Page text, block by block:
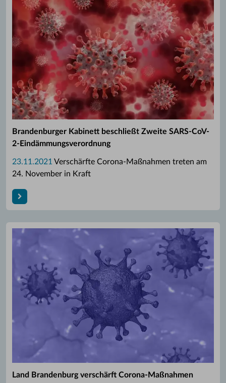
Brandenburger Kabinett beschließt Zweite SARS-CoV-
2-Eindämmungsverordnung
23.11.2021Verschärfte Corona-Maßnahmen treten am
24. November in Kraft
Land Brandenburg verschärft Corona-Maßnahmen